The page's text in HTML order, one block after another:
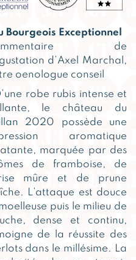
Bourgeois Exceptionnel
de
d’Axel Marchal,
oenologue conseil
robe rubis intense et
le château du
2020 possède une
aromatique
marquée par des
de framboise, de
mûre et de prune
L’attaque est douce
puis le milieu de
dense et continu,
de la réussite des
dans le millésime. La